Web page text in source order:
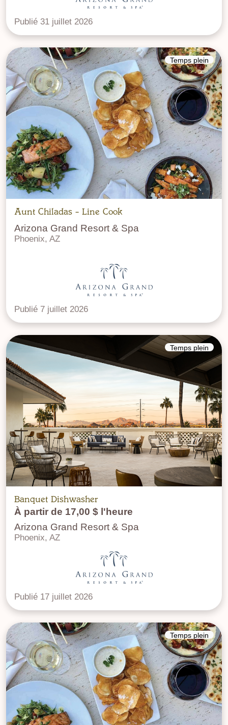
Publié 31 juillet 2026
Temps plein
Aunt Chiladas - Line Cook
Arizona Grand Resort & Spa
Phoenix, AZ
Publié 7 juillet 2026
Temps plein
Banquet Dishwasher
À partir de 17,00 $ l'heure
Arizona Grand Resort & Spa
Phoenix, AZ
Publié 17 juillet 2026
Temps plein